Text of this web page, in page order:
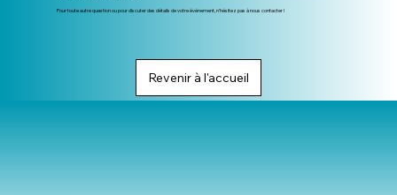
Pour toute autre question ou pour discuter des détails de votre événement, n'hésitez pas à nous contacter !
Revenir à l'accueil